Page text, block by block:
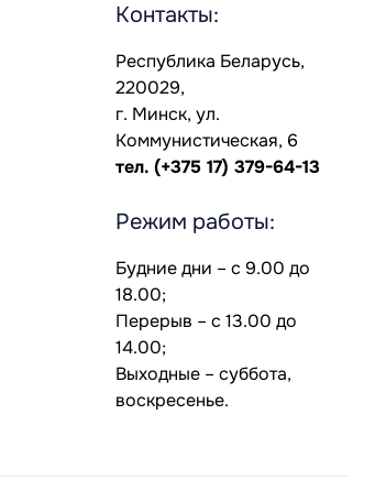
Контакты:
Республика Беларусь,
220029,
г. Минск, ул.
Коммунистическая, 6
тел. (+375 17) 379-64-13
Режим работы:
Будние дни – с 9.00 до
18.00;
Перерыв – с 13.00 до
14.00;
Выходные – суббота,
воскресенье.